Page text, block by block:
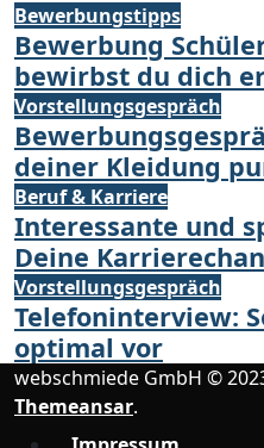
Bewerbungstipps
Bewerbung
bewirbst du dich
Vorstellungsgespräch
deiner Kleidung
Beruf & Karriere
Interessante und
Deine
Vorstellungsgespräch
Telefoninterview:
optimal vor
webschmiede GmbH ©
Themeansar.